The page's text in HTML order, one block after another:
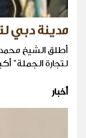
مدينة دبي
أطلق الشيخ
لتجارة الجملة"
أخبار